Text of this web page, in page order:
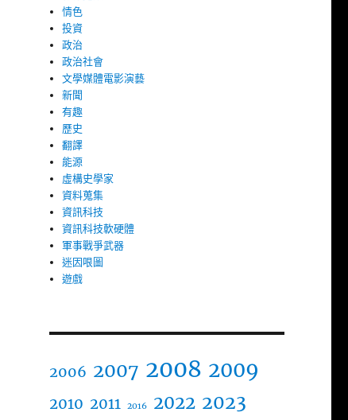
情色
投資
政治
政治社會
文學媒體電影演藝
新聞
有趣
歷史
翻譯
能源
虛構史學家
資料蒐集
資訊科技
資訊科技軟硬體
軍事戰爭武器
迷因哏圖
遊戲
2006 2007 2008 2009
2010 2011 2016 2022 2023